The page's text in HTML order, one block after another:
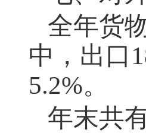
全年货
中，出口
5.2%。
年末共